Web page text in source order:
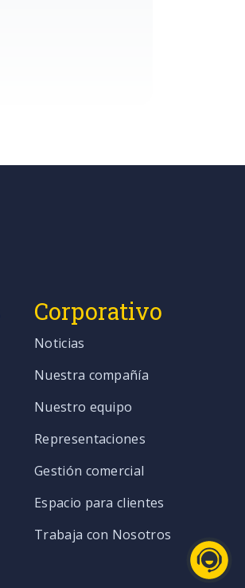
Corporativo
Noticias
Nuestra compañía
Nuestro equipo
Representaciones
Gestión comercial
Espacio para clientes
Trabaja con Nosotros